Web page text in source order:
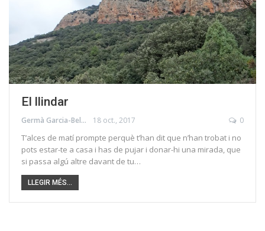
El llindar
Germà Garcia-Belmonte 18 oct., 2017 0
T’alces de matí prompte perquè t’han dit que n’han trobat i no
pots estar-te a casa i has de pujar i donar-hi una mirada, que
si passa algú altre davant de tu…
LLEGIR MÉS...